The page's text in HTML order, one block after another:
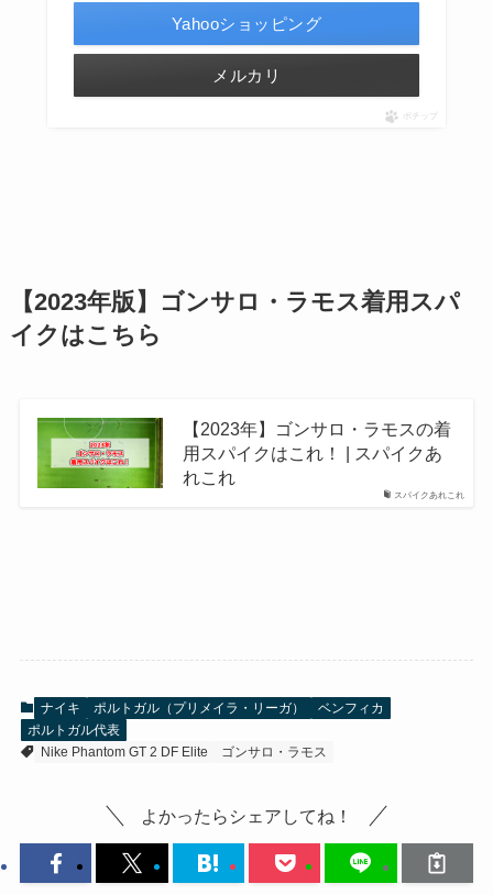
Yahooショッピング
メルカリ
ポチップ
【2023年版】ゴンサロ・ラモス着用スパ
イクはこちら
スパイクあれこれ
【2023年】ゴンサロ・ラモスの着
用スパイクはこれ！ | スパイクあ
れこれ
ナイキ ポルトガル（プリメイラ・リーガ）
ベンフィカ
ポルトガル代表
Nike Phantom GT 2 DF Elite
ゴンサロ・ラモス
よかったらシェアしてね！